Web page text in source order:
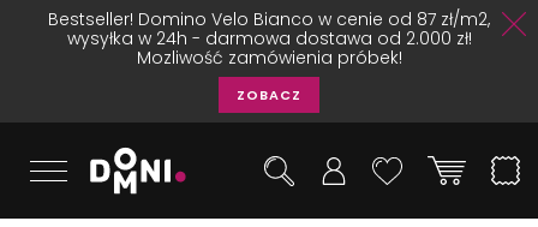
Bestseller! Domino Velo Bianco w cenie od 87 zł/m2,
wysyłka w 24h - darmowa dostawa od 2.000 zł!
Mozliwość zamówienia próbek!
ZOBACZ